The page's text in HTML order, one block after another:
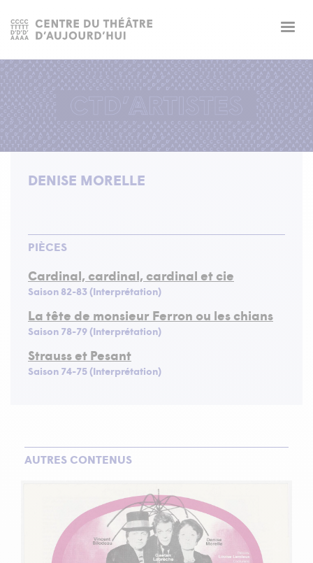
DENISE MORELLE
PIÈCES
Cardinal, cardinal, cardinal et cie
Saison 82-83 (Interprétation)
La tête de monsieur Ferron ou les chians
Saison 78-79 (Interprétation)
Strauss et Pesant
Saison 74-75 (Interprétation)
AUTRES CONTENUS